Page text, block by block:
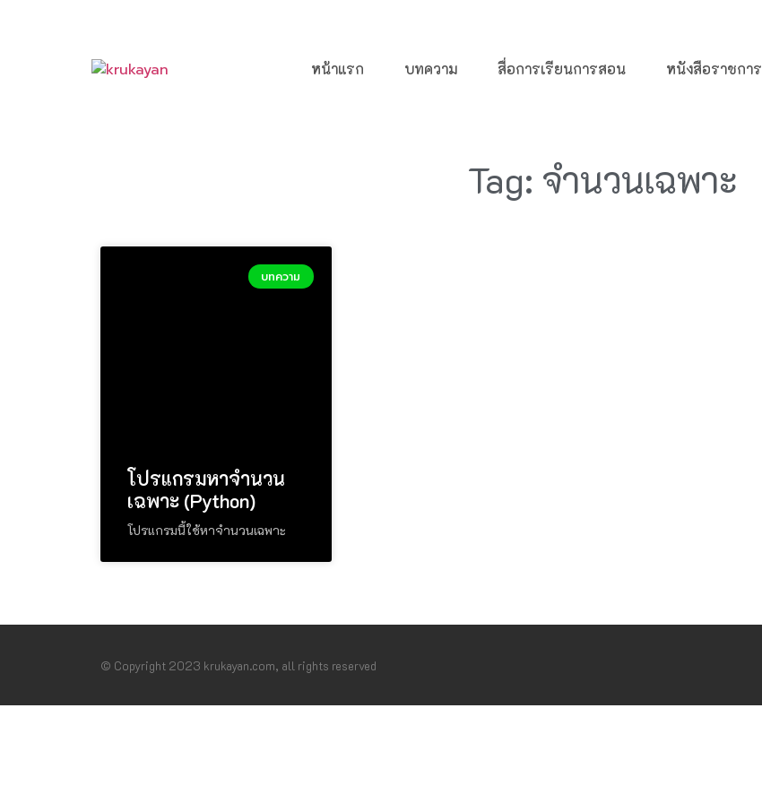
หน้าแรก บทความ สื่อการเรียนการสอน หนังสือราชการ
Tag: จำนวนเฉพาะ
บทความ
โปรแกรมหาจำนวน
เฉพาะ (Python)
โปรแกรมนี้ใช้หาจำนวนเฉพาะ
© Copyright 2023 krukayan.com, all rights reserved